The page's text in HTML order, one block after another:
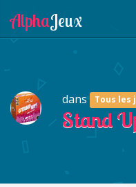
dans Tous les
Stand